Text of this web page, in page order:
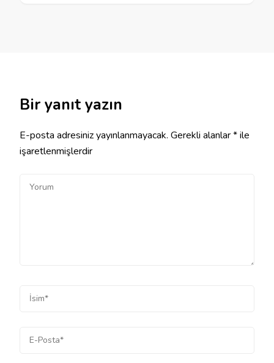
Bir yanıt yazın
E-posta adresiniz yayınlanmayacak. Gerekli alanlar*ile
işaretlenmişlerdir